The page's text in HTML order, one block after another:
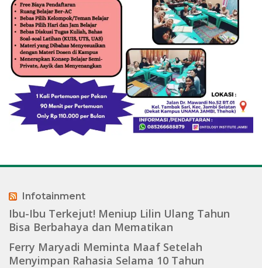
Infotainment
Ibu-Ibu Terkejut! Meniup Lilin Ulang Tahun
Bisa Berbahaya dan Mematikan
Ferry Maryadi Meminta Maaf Setelah
Menyimpan Rahasia Selama 10 Tahun